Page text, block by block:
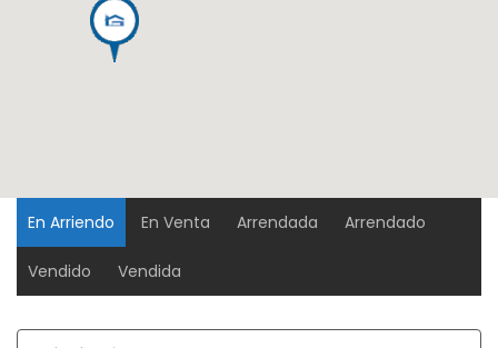
En Arriendo En Venta Arrendada Arrendado
Vendido Vendida